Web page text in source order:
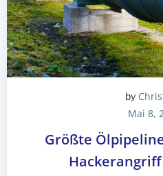
by
Mai 8,
Größte